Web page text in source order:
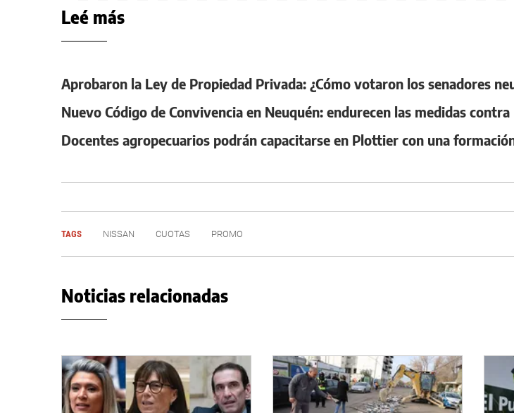
Leé más
Aprobaron la Ley de Propiedad Privada: ¿Cómo votaron los senadores
Nuevo Código de Convivencia en Neuquén: endurecen las medidas
Docentes agropecuarios podrán capacitarse en Plottier con una
TAGS NISSAN CUOTAS PROMO
Noticias relacionadas